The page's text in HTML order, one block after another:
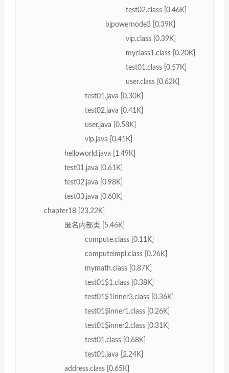
test02.class [0.46K]
bjpowernode3 [0.39K]
vip.class [0.39K]
myclass1.class [0.20K]
test01.class [0.57K]
user.class [0.62K]
test01.java [0.30K]
test02.java [0.41K]
user.java [0.58K]
vip.java [0.41K]
helloworld.java [1.49K]
test01.java [0.61K]
test02.java [0.98K]
test03.java [0.60K]
chapter18 [23.22K]
匿名内部类 [5.46K]
compute.class [0.11K]
computeimpl.class [0.26K]
mymath.class [0.87K]
test01$1.class [0.38K]
test01$1inner3.class [0.36K]
test01$inner1.class [0.26K]
test01$inner2.class [0.31K]
test01.class [0.68K]
test01.java [2.24K]
address.class [0.65K]